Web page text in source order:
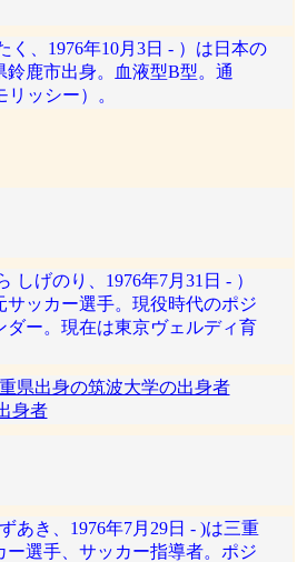
く、1976年10月3日 - ）は日本の
鈴鹿市出身。血液型B型。通
ッシー）。
しげのり、1976年7月31日 - ）
サッカー選手。現役時代のポジ
ダー。現在は東京ヴェルディ育
県出身の筑波大学の出身者
身者
あき、1976年7月29日 - )は三重
ー選手、サッカー指導者。ポジ